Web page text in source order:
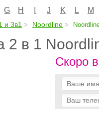
G H J K L M
и 3в1 Noordline
2 в 1
Скоро